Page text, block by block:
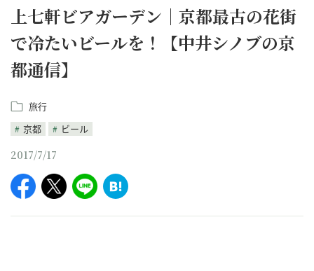
上七軒ビアガーデン｜京都最古の花街
で冷たいビールを！【中井シノブの京
都通信】
旅行
京都
ビール
2017/7/17